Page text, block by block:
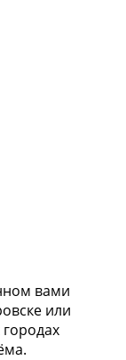
вами
или